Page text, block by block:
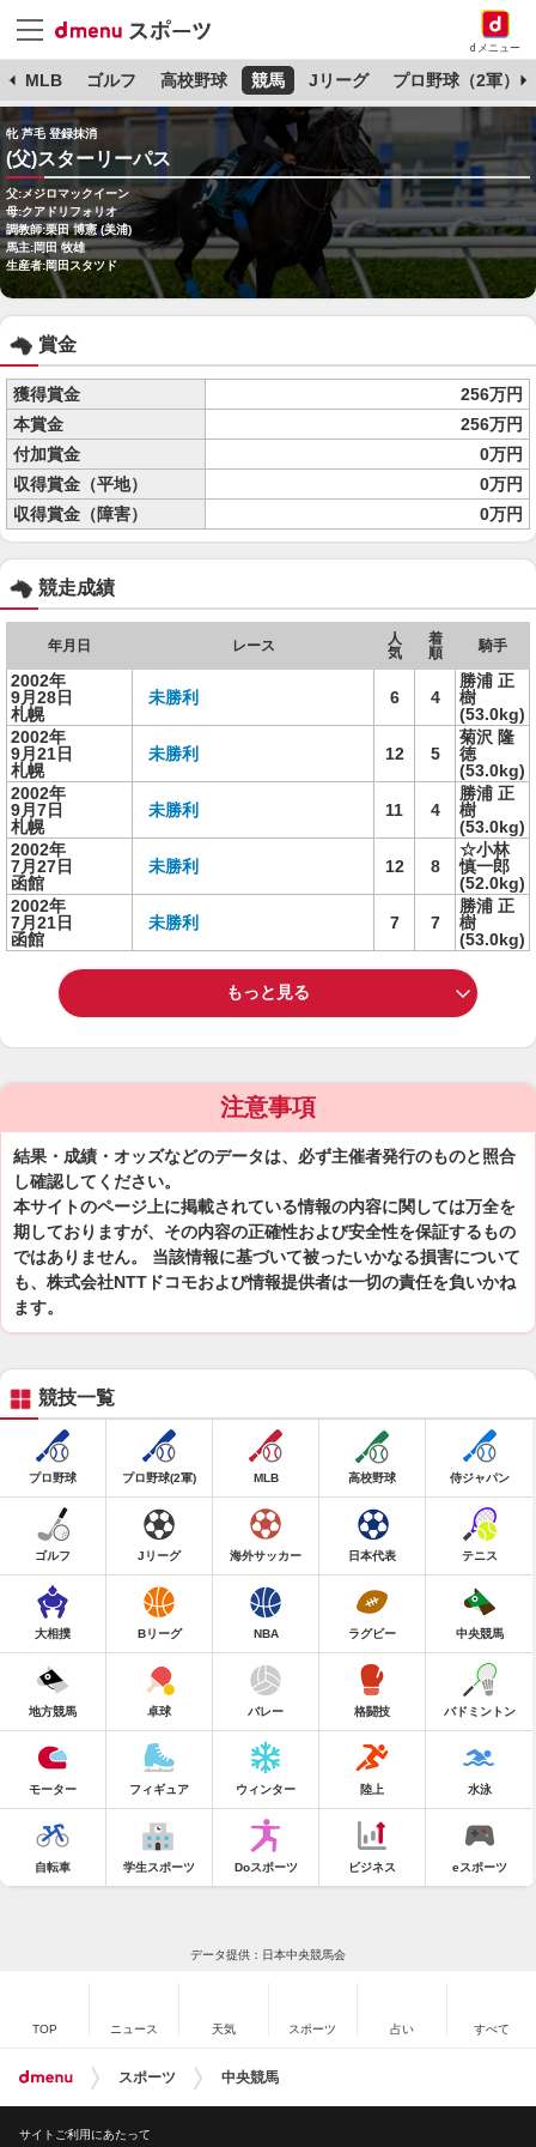
dメニュー
MLB ゴルフ 高校野球 競馬 Jリーグ プロ野球（2軍）
牝 芦毛 登録抹消
(父)スターリーパス
父:メジロマックイーン
母:クアドリフォリオ
調教師:栗田 博憲 (美浦)
馬主:岡田 牧雄
生産者:岡田スタツド
賞金
獲得賞金
256万円
本賞金
256万円
付加賞金
0万円
収得賞金（平地）
0万円
収得賞金（障害）
0万円
競走成績
年月日 レース
人
気
着
順
騎手
2002年
9月28日
札幌
未勝利 6 4
勝浦 正
樹
(53.0kg)
2002年
9月21日
札幌
未勝利 12 5
菊沢 隆
徳
(53.0kg)
2002年
9月7日
札幌
未勝利 11 4
勝浦 正
樹
(53.0kg)
2002年
7月27日
函館
未勝利 12 8
☆小林
慎一郎
(52.0kg)
2002年
7月21日
函館
未勝利 7 7
勝浦 正
樹
(53.0kg)
もっと見る
注意事項
結果・成績・オッズなどのデータは、必ず主催者発行のものと照合
し確認してください。
本サイトのページ上に掲載されている情報の内容に関しては万全を
期しておりますが、その内容の正確性および安全性を保証するもの
ではありません。 当該情報に基づいて被ったいかなる損害について
も、株式会社NTTドコモおよび情報提供者は一切の責任を負いかね
ます。
競技一覧
プロ野球 プロ野球(2軍) MLB 高校野球 侍ジャパン
ゴルフ Jリーグ 海外サッカー 日本代表 テニス
大相撲 Bリーグ NBA ラグビー 中央競馬
地方競馬 卓球 バレー 格闘技 バドミントン
モーター フィギュア ウィンター 陸上 水泳
自転車 学生スポーツ Doスポーツ ビジネス eスポーツ
データ提供：日本中央競馬会
TOP ニュース 天気 スポーツ 占い すべて
スポーツ 中央競馬
サイトご利用にあたって